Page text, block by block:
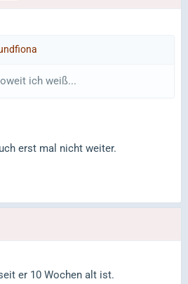
ich weiß...
erst mal nicht weiter.
er 10 Wochen alt ist.